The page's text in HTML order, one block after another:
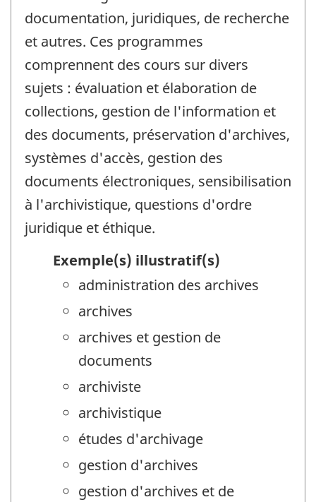
documentation, juridiques, de recherche
et autres. Ces programmes
comprennent des cours sur divers
sujets : évaluation et élaboration de
collections, gestion de l'information et
des documents, préservation d'archives,
systèmes d'accès, gestion des
documents électroniques, sensibilisation
à l'archivistique, questions d'ordre
juridique et éthique.
Exemple(s) illustratif(s)
administration des archives
archives
archives et gestion de
documents
archiviste
archivistique
études d'archivage
gestion d'archives
gestion d'archives et de